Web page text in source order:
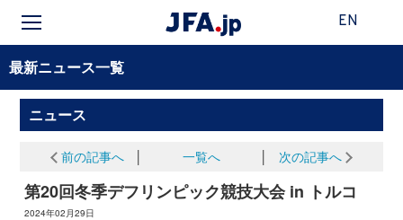
EN
最新ニュース一覧
ニュース
前の記事へ 一覧へ 次の記事へ
第20回冬季デフリンピック競技大会 in トルコ
2024年02月29日